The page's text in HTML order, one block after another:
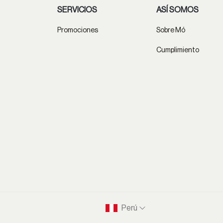
SERVICIOS
Promociones
ASÍ SOMOS
Sobre Mó
Cumplimiento
Perú